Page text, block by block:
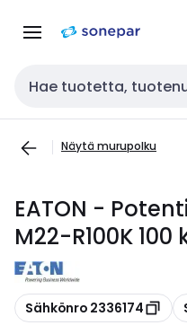
navigointiinsisältöön
Haku
Näytä murupolku
EATON -
M22-R100K 100
Kopioi
Sähkönro 2336174